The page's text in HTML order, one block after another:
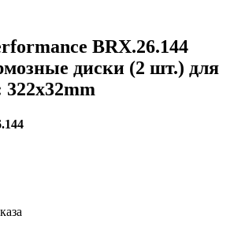
BRX.26.144
диски (2 шт.) для
322x32mm